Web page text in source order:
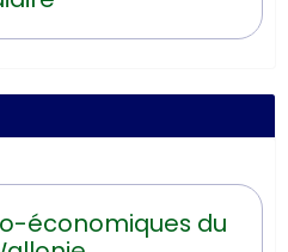
économiques du